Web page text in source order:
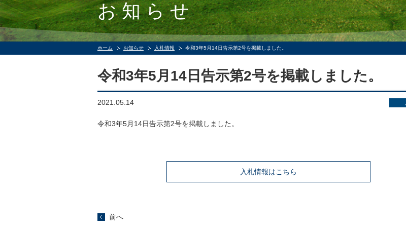
お知らせ
ホーム お知らせ 入札情報 令和3年5月14日告示第2号を掲載しました。
令和3年5月14日告示第2号を掲載しました。
2021.05.14
令和3年5月14日告示第2号を掲載しました。
入札情報はこちら
前へ